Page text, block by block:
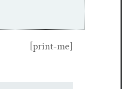
[print-me]